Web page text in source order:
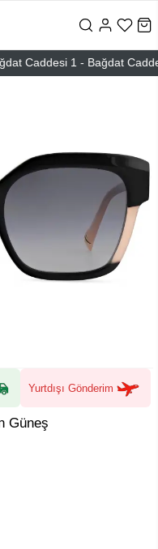
Caddesi 1 - Bağdat
Yurtdışı Gönderim
Güneş